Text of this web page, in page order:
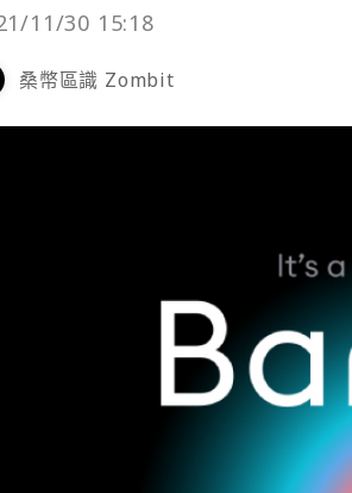
11/30 15:18
桑幣區識 Zombit